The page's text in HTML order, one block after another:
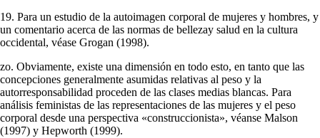
19. Para un estudio de la autoimagen corporal de mujeres y hombres, y
un comentario acerca de las normas de bellezay salud en la cultura
occidental, véase Grogan (1998).
zo. Obviamente, existe una dimensión en todo esto, en tanto que las
concepciones generalmente asumidas relativas al peso y la
autorresponsabilidad proceden de las clases medias blancas. Para
análisis feministas de las representaciones de las mujeres y el peso
corporal desde una perspectiva «construccionista», véanse Malson
(1997) y Hepworth (1999).